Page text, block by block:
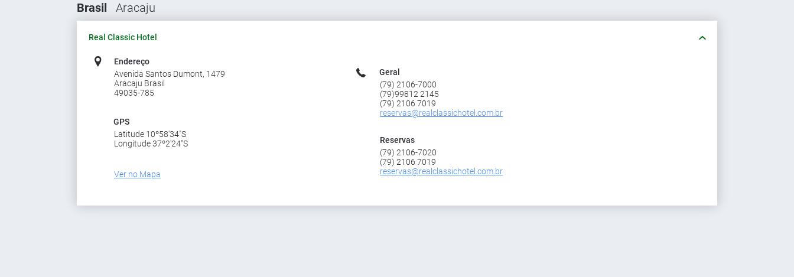
Brasil Aracaju
Real Classic Hotel
Endereço
Avenida Santos Dumont, 1479
Aracaju Brasil
49035-785
GPS
Latitude 10º58'34"S
Longitude 37º2'24"S
Ver no Mapa
Geral
(79) 2106-7000
(79)99812 2145
(79) 2106 7019
reservas@realclassichotel.com.br
Reservas
(79) 2106-7020
(79) 2106 7019
reservas@realclassichotel.com.br